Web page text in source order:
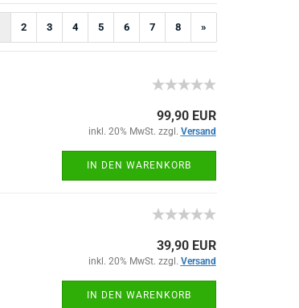
2 3 4 5 6 7 8 »
99,90 EUR
inkl. 20% MwSt. zzgl. Versand
IN DEN WARENKORB
39,90 EUR
inkl. 20% MwSt. zzgl. Versand
IN DEN WARENKORB